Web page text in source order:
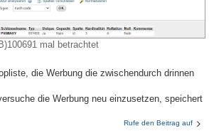
mal betrachtet
die Werbung die zwischendurch drinnen
die Werbung neu einzusetzen, speichert
Rufe den Beitrag auf